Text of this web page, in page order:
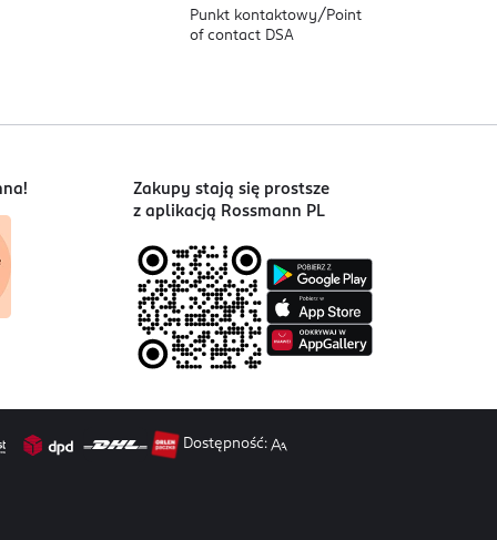
Punkt kontaktowy/ Point
of contact DSA
Zakupy stają się prostsze
z aplikacją Rossmann PL
Dostępność: